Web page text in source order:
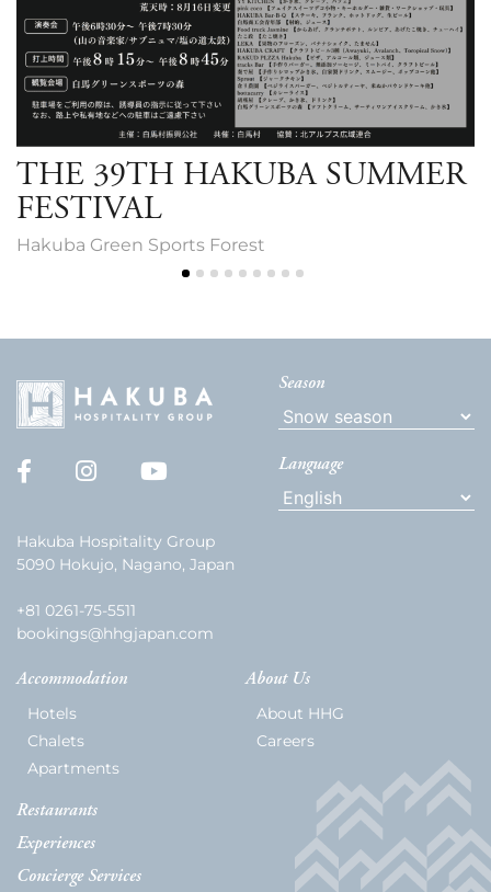
THE 39TH HAKUBA SUMMER
FESTIVAL
Hakuba Green Sports Forest
Hakuba Hospitality Group
5090 Hokujo, Nagano, Japan
+81 0261-75-5511
bookings@hhgjapan.com
Season
Language
Accommodation
Hotels
Chalets
Apartments
Restaurants
Experiences
Concierge Services
About Us
About HHG
Careers